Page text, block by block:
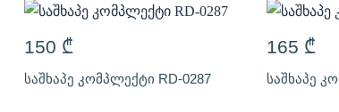
150 ₾
საშხაპე კომპლექტი RD-0287
165 ₾
საშხაპე